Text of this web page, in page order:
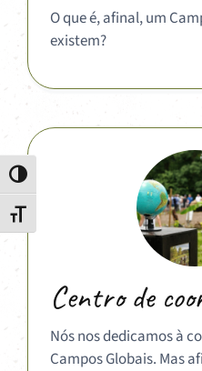
Toggle High Contrast
Toggle Font size
O que é, afinal, um
existem?
Centro de
Nós nos dedicamos à
Campos Globais. Mas